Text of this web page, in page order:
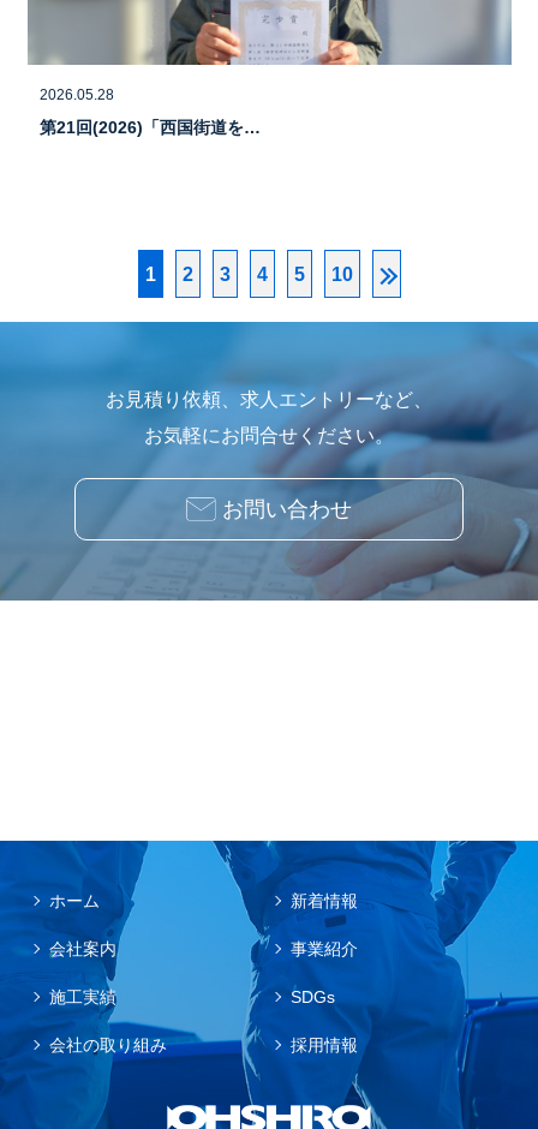
2026.05.28
第21回(2026)「西国街道を…
1 2 3 4 5 10
お見積り依頼、求人エントリーなど、
お気軽にお問合せください。
お問い合わせ
ホーム 新着情報
会社案内 事業紹介
施工実績 SDGs
会社の取り組み 採用情報